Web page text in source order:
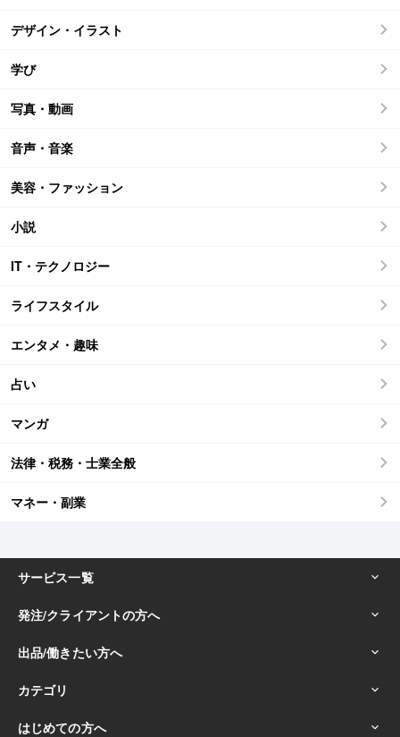
デザイン・イラスト
学び
写真・動画
音声・音楽
美容・ファッション
小説
IT・テクノロジー
ライフスタイル
エンタメ・趣味
占い
マンガ
法律・税務・士業全般
マネー・副業